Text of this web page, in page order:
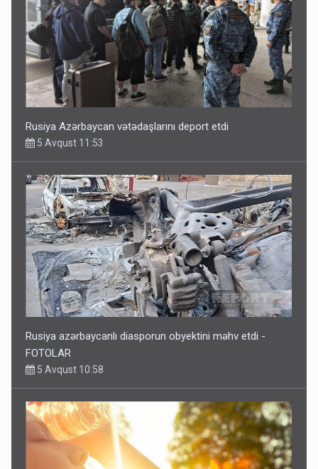
Rusiya Azərbaycan vətədaşlarını deport etdi
5 Avqust 11:53
Rusiya azərbaycanlı diasporun obyektini məhv etdi -
FOTOLAR
5 Avqust 10:58